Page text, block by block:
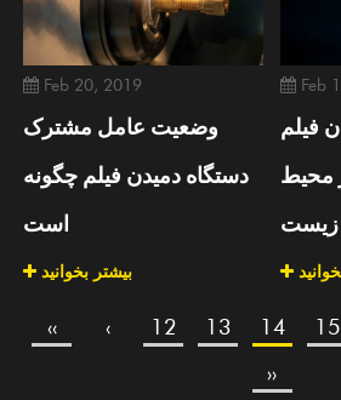
Feb 20, 2019
وضعیت عامل مشترک
دستگاه دمیدن فیلم چگونه
است
بیشتر بخوانید
Feb
فیلم
محیط
زیست
‹‹ ‹ 12 13 14 15
››